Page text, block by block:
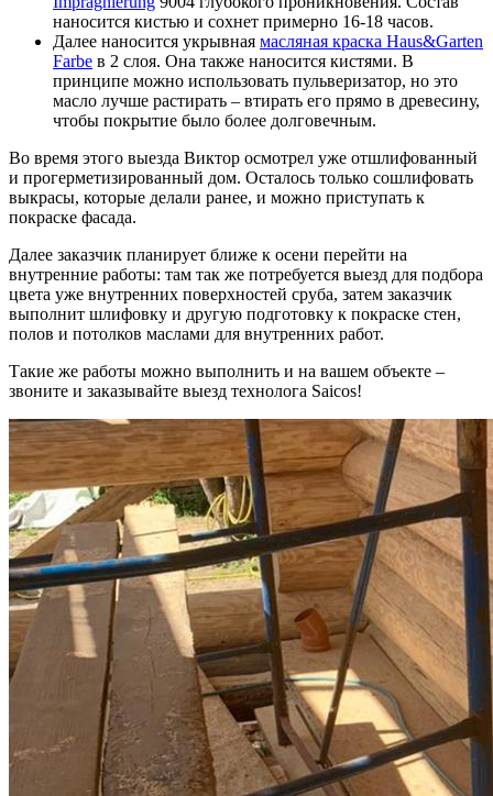
наносится кистью и сохнет примерно 16-18 часов.
Далее наносится укрывная масляная краска Haus&Garten
Farbe в 2 слоя. Она также наносится кистями. В
принципе можно использовать пульверизатор, но это
масло лучше растирать – втирать его прямо в древесину,
чтобы покрытие было более долговечным.
Во время этого выезда Виктор осмотрел уже отшлифованный
и прогерметизированный дом. Осталось только сошлифовать
выкрасы, которые делали ранее, и можно приступать к
покраске фасада.
Далее заказчик планирует ближе к осени перейти на
внутренние работы: там так же потребуется выезд для подбора
цвета уже внутренних поверхностей сруба, затем заказчик
выполнит шлифовку и другую подготовку к покраске стен,
полов и потолков маслами для внутренних работ.
Такие же работы можно выполнить и на вашем объекте –
звоните и заказывайте выезд технолога Saicos!